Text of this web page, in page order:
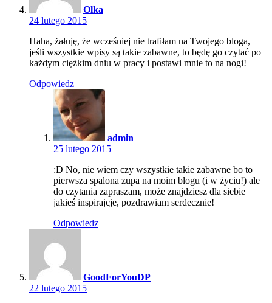
Olka
24 lutego 2015
Haha, żałuję, że wcześniej nie trafiłam na Twojego bloga,
jeśli wszystkie wpisy są takie zabawne, to będę go czytać po
każdym ciężkim dniu w pracy i postawi mnie to na nogi!
Odpowiedz
admin
25 lutego 2015
:D No, nie wiem czy wszystkie takie zabawne bo to
pierwsza spalona zupa na moim blogu (i w życiu!) ale
do czytania zapraszam, może znajdziesz dla siebie
jakieś inspirajcje, pozdrawiam serdecznie!
Odpowiedz
GoodForYouDP
22 lutego 2015